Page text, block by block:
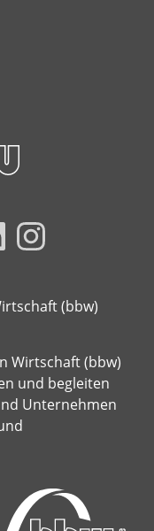
(bbw)
Wirtschaft (bbw)
und begleiten
Unternehmen